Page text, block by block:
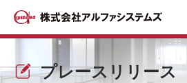
プレースリリース